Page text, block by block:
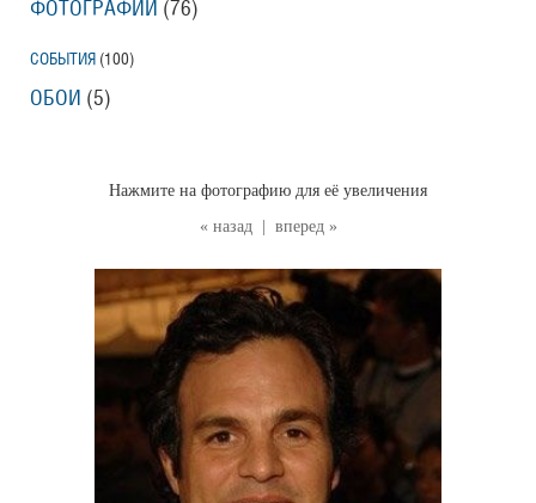
« назад вперед »
Нажмите на фотографию для её увеличения
ФОТОГРАФИИ (76)
СОБЫТИЯ (100)
ОБОИ (5)